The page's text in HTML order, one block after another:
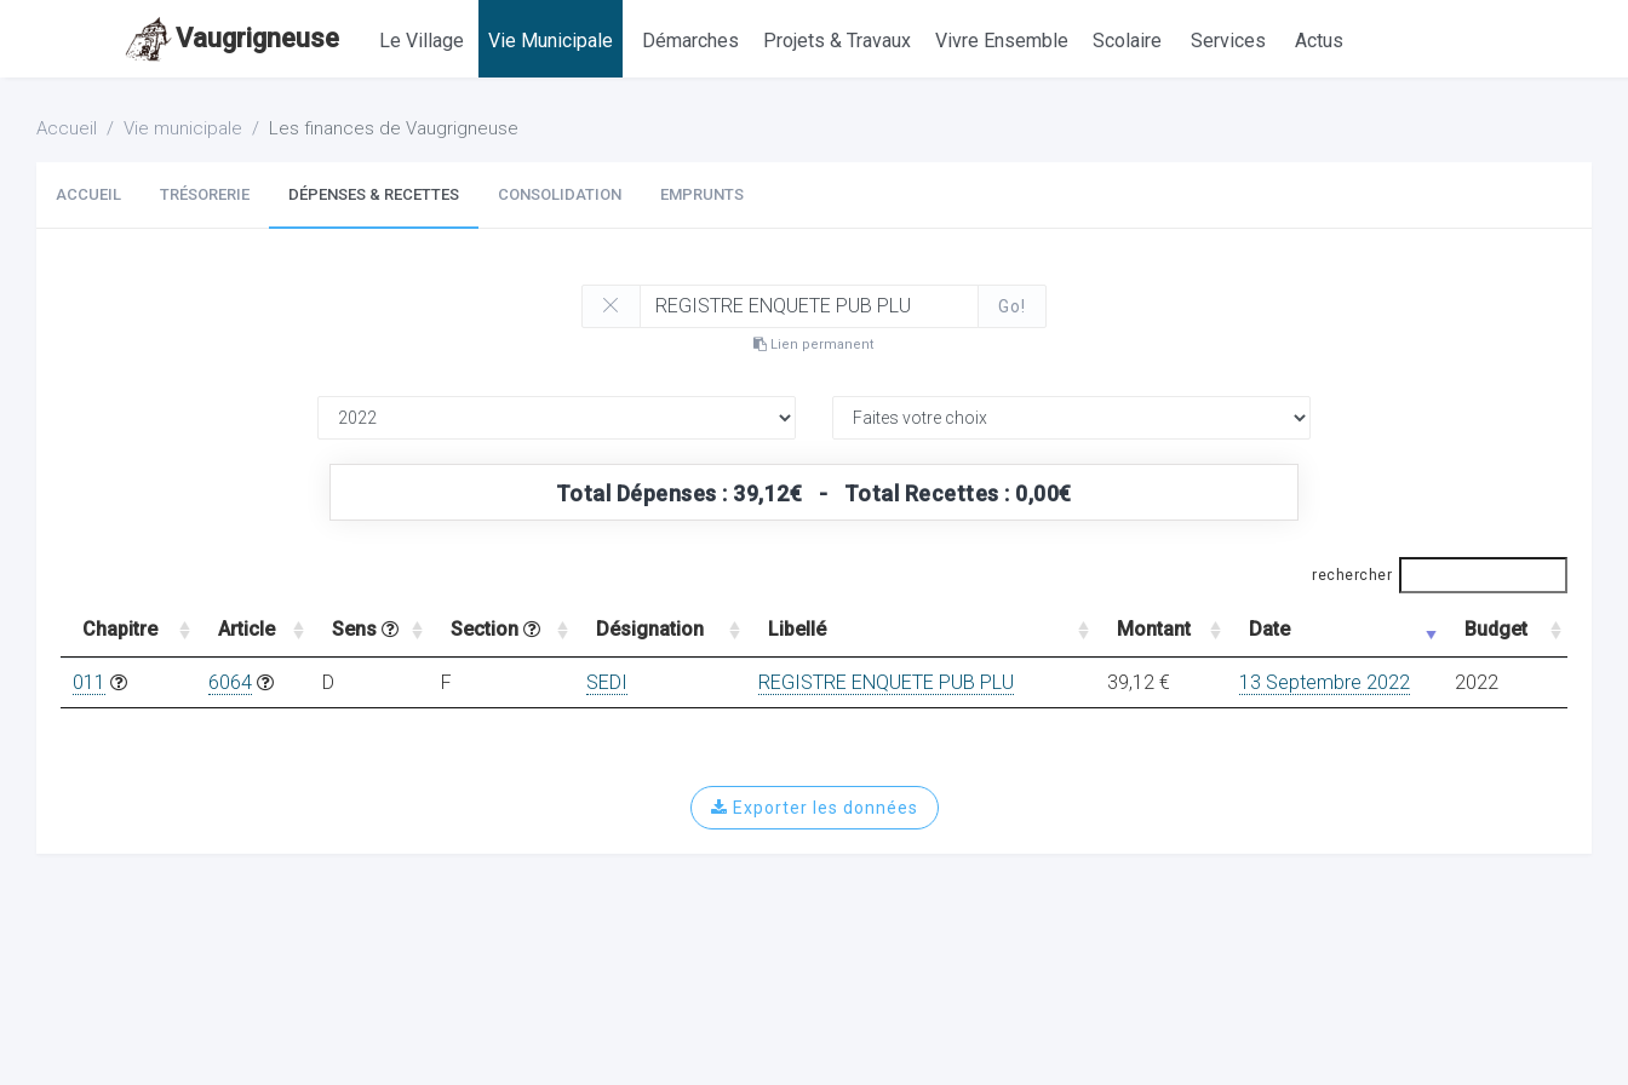
Vaugrigneuse Le Village Vie Municipale Démarches Projets & Travaux Vivre Ensemble Scolaire Services Actus
Accueil Vie municipale Les finances de Vaugrigneuse
ACCUEIL TRÉSORERIE DÉPENSES & RECETTES CONSOLIDATION EMPRUNTS
Go!
Lien permanent
Total Dépenses : 39,12€ - Total Recettes : 0,00€
rechercher
Chapitre Article Sens Section Désignation Libellé Montant Date Budget
011 6064 D F SEDI REGISTRE ENQUETE PUB PLU 39,12 € 13 Septembre 2022 2022
Exporter les données